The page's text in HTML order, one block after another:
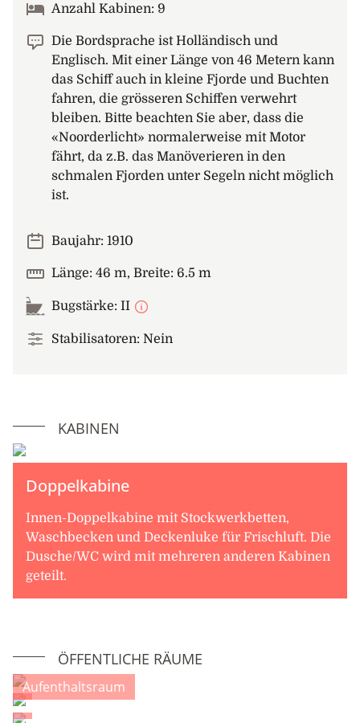
Anzahl Kabinen: 9
Die Bordsprache ist Holländisch und
Englisch. Mit einer Länge von 46 Metern kann
das Schiff auch in kleine Fjorde und Buchten
fahren, die grösseren Schiffen verwehrt
bleiben. Bitte beachten Sie aber, dass die
«Noorderlicht» normalerweise mit Motor
fährt, da z.B. das Manöverieren in den
schmalen Fjorden unter Segeln nicht möglich
ist.
Baujahr: 1910
Länge: 46 m, Breite: 6.5 m
Bugstärke: II
Stabilisatoren: Nein
KABINEN
Doppelkabine
Innen-Doppelkabine mit Stockwerkbetten,
Waschbecken und Deckenluke für Frischluft. Die
Dusche/WC wird mit mehreren anderen Kabinen
geteilt.
ÖFFENTLICHE RÄUME
Aufenthaltsraum